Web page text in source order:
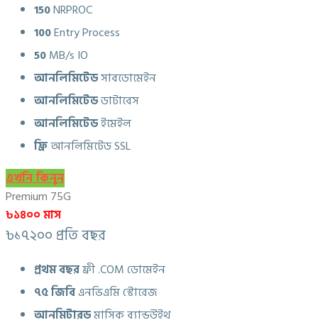
150NRPROC
100Entry Process
50MB/s IO
আনলিমিটেডসাবডোমেইন
আনলিমিটেডডাটাবেস
আনলিমিটেডইমেইল
ফ্রিআনলিমিটেড SSL
এখনি কিনুন
Premium 75G
৳১৪০০ মাস
৳১৭২০০ প্রতি বছর
প্রথম বছরফ্রী .COM ডোমেইন
৭৫ জিবিএনভিএমি স্টোরেজ
আনমিটারডমাসিক ব্যান্ডউইথ